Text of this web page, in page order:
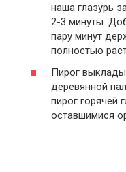
наша глазурь
2-3 минуты.
пару минут
полностью
Пирог
деревянной
пирог горячей
оставшимися